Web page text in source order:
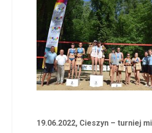
19.06.2022, Cieszyn – turniej